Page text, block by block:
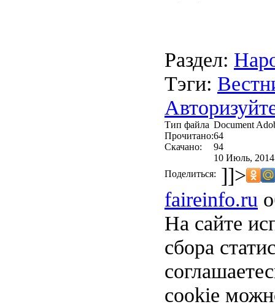
Раздел:
Тэги:
Тип файла Document
Прочитано:64
Скачано:
94
10 Июль, 2014
Поделиться: ]]>
faireinfo.ru
На сайте
сбора
cookie